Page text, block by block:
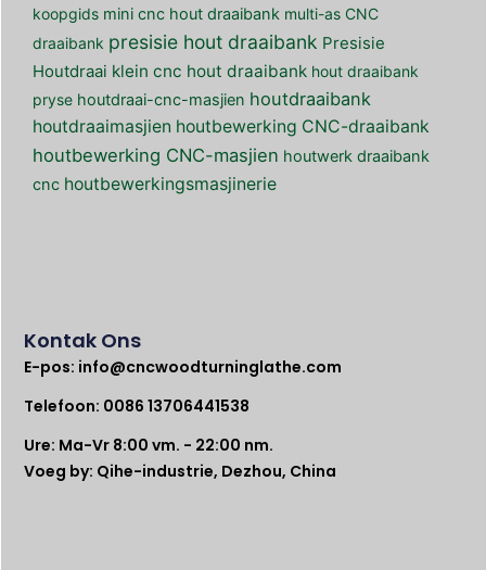
koopgids mini cnc hout draaibank multi-as CNC
draaibank presisie hout draaibank Presisie
Houtdraai klein cnc hout draaibank hout draaibank
pryse houtdraai-cnc-masjien houtdraaibank
houtdraaimasjien houtbewerking CNC-draaibank
houtbewerking CNC-masjien houtwerk draaibank
cnc houtbewerkingsmasjinerie
Kontak Ons
E-pos: info@cncwoodturninglathe.com
Telefoon: 0086 13706441538
Ure: Ma-Vr 8:00 vm. - 22:00 nm.
Voeg by: Qihe-industrie, Dezhou, China